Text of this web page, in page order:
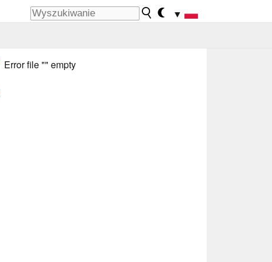
▼
Error file "" empty